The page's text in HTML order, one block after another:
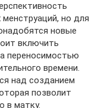
но для
новые
включить
переносимостью
времени.
над созданием
позволит
в матку.